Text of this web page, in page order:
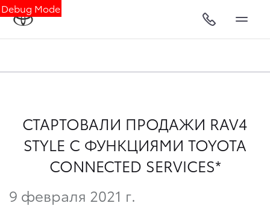
Debug Mode
СТАРТОВАЛИ ПРОДАЖИ RAV4
STYLE С ФУНКЦИЯМИ TOYOTA
CONNECTED SERVICES*
9 февраля 2021 г.